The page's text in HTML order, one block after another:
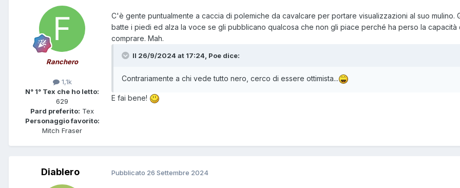
Ranchero
1,1k
N° 1° Tex che ho letto:
629
Pard preferito: Tex
Personaggio favorito:
Mitch Fraser
C'è gente puntualmente a caccia di polemiche da cavalcare per portare visualizzazioni al suo mulino.
batte i piedi ed alza la voce se gli pubblicano qualcosa che non gli piace perché ha perso la capacità
comprare. Mah.
Il 26/9/2024 at 17:24, Poe dice:
Contrariamente a chi vede tutto nero, cerco di essere ottimista...
E fai bene!
Diablero Pubblicato 26 Settembre 2024